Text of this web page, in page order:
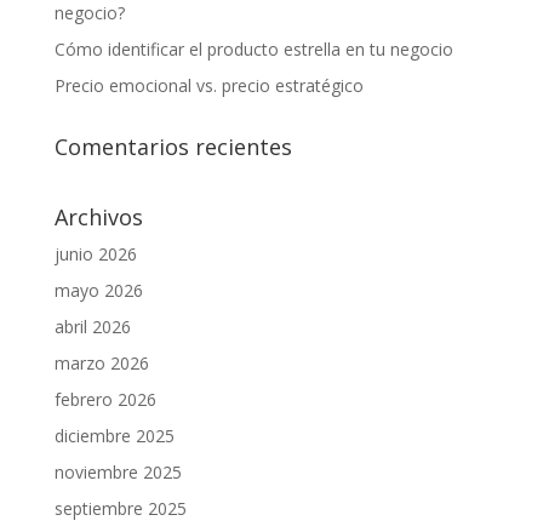
negocio?
Cómo identificar el producto estrella en tu negocio
Precio emocional vs. precio estratégico
Comentarios recientes
Archivos
junio 2026
mayo 2026
abril 2026
marzo 2026
febrero 2026
diciembre 2025
noviembre 2025
septiembre 2025